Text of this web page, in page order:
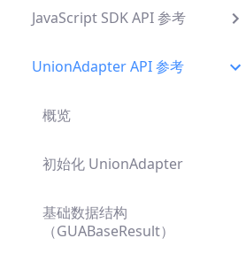
JavaScript SDK API 参考
UnionAdapter API 参考
概览
初始化 UnionAdapter
基础数据结构
（GUABaseResult）